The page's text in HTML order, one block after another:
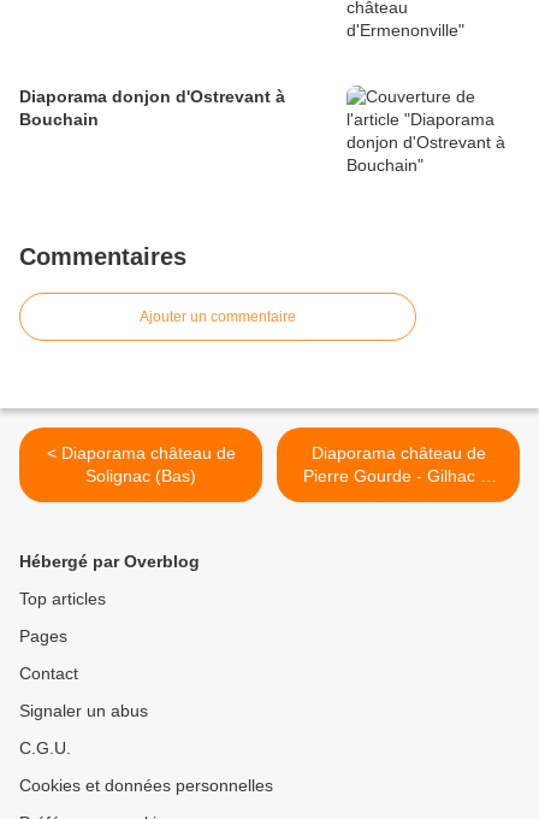
Diaporama donjon d'Ostrevant à
Bouchain
Commentaires
Ajouter un commentaire
< Diaporama château de
Solignac (Bas)
Diaporama château de
Pierre Gourde - Gilhac et
Bruzac >
Hébergé par Overblog
Top articles
Pages
Contact
Signaler un abus
C.G.U.
Cookies et données personnelles